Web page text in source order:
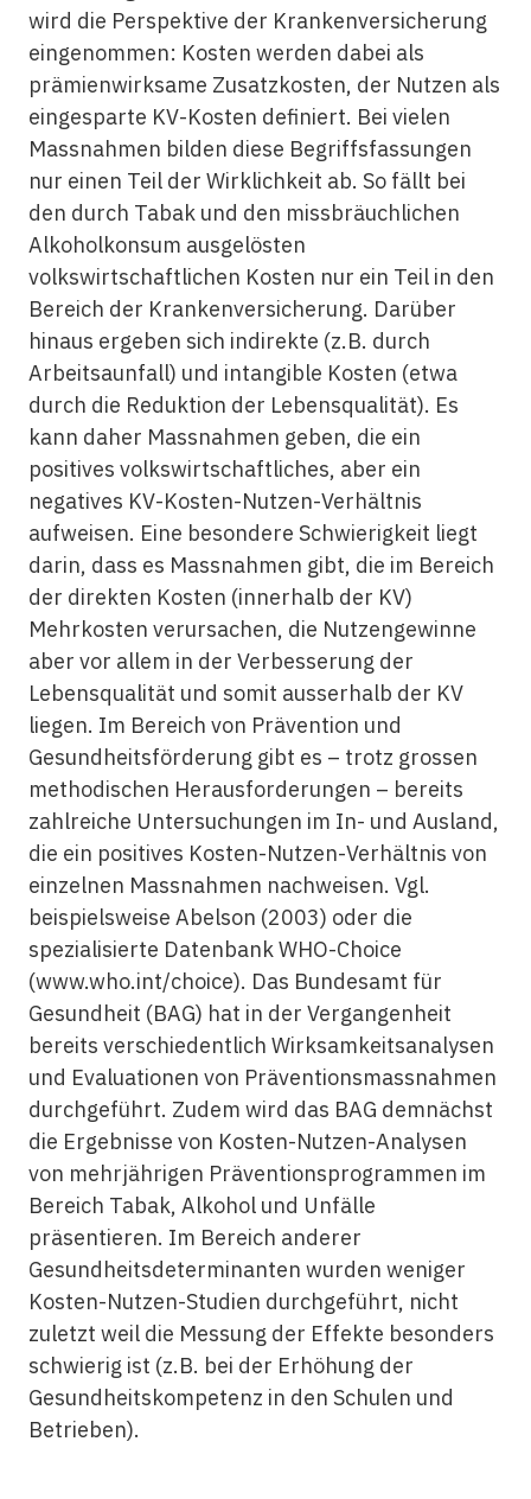
wird die Perspektive der Krankenversicherung
eingenommen: Kosten werden dabei als
prämienwirksame Zusatzkosten, der Nutzen als
eingesparte KV-Kosten definiert. Bei vielen
Massnahmen bilden diese Begriffsfassungen
nur einen Teil der Wirklichkeit ab. So fällt bei
den durch Tabak und den missbräuchlichen
Alkoholkonsum ausgelösten
volkswirtschaftlichen Kosten nur ein Teil in den
Bereich der Krankenversicherung. Darüber
hinaus ergeben sich indirekte (z.B. durch
Arbeitsaunfall) und intangible Kosten (etwa
durch die Reduktion der Lebensqualität). Es
kann daher Massnahmen geben, die ein
positives volkswirtschaftliches, aber ein
negatives KV-Kosten-Nutzen-Verhältnis
aufweisen. Eine besondere Schwierigkeit liegt
darin, dass es Massnahmen gibt, die im Bereich
der direkten Kosten (innerhalb der KV)
Mehrkosten verursachen, die Nutzengewinne
aber vor allem in der Verbesserung der
Lebensqualität und somit ausserhalb der KV
liegen. Im Bereich von Prävention und
Gesundheitsförderung gibt es – trotz grossen
methodischen Herausforderungen – bereits
zahlreiche Untersuchungen im In- und Ausland,
die ein positives Kosten-Nutzen-Verhältnis von
einzelnen Massnahmen nachweisen. Vgl.
beispielsweise Abelson (2003) oder die
spezialisierte Datenbank WHO-Choice
(www.who.int/choice). Das Bundesamt für
Gesundheit (BAG) hat in der Vergangenheit
bereits verschiedentlich Wirksamkeitsanalysen
und Evaluationen von Präventionsmassnahmen
durchgeführt. Zudem wird das BAG demnächst
die Ergebnisse von Kosten-Nutzen-Analysen
von mehrjährigen Präventionsprogrammen im
Bereich Tabak, Alkohol und Unfälle
präsentieren. Im Bereich anderer
Gesundheitsdeterminanten wurden weniger
Kosten-Nutzen-Studien durchgeführt, nicht
zuletzt weil die Messung der Effekte besonders
schwierig ist (z.B. bei der Erhöhung der
Gesundheitskompetenz in den Schulen und
Betrieben).